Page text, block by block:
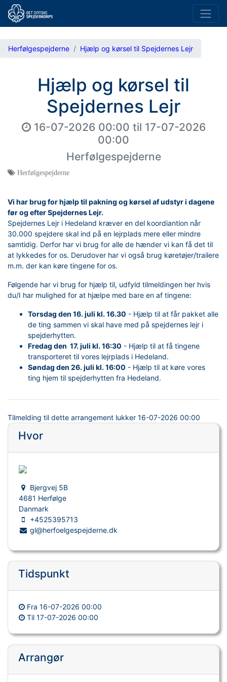
Herfølgespejderne Hjælp og kørsel til Spejdernes Lejr
Hjælp og kørsel til
Spejdernes Lejr
16-07-2026 00:00 til 17-07-2026
00:00
Herfølgespejderne
Herfølgespejderne
Vi har brug for hjælp til pakning og kørsel af udstyr i dagene
før og efter Spejdernes Lejr.
Spejdernes Lejr i Hedeland kræver en del koordiantion når
30.000 spejdere skal ind på en lejrplads mere eller mindre
samtidig. Derfor har vi brug for alle de hænder vi kan få det til
at lykkedes for os. Derudover har vi også brug køretøjer/trailere
m.m. der kan køre tingene for os.
Følgende har vi brug for hjælp til, udfyld tilmeldingen her hvis
du/I har mulighed for at hjælpe med bare en af tingene:
Torsdag den 16. juli kl. 16.30 - Hjælp til at får pakket alle
de ting sammen vi skal have med på spejdernes lejr i
spejderhytten.
Fredag den 17. juli kl. 16:30 - Hjælp til at få tingene
transporteret til vores lejrplads i Hedeland.
Søndag den 26. juli kl. 16:00 - Hjælp til at køre vores
ting hjem til spejderhytten fra Hedeland.
Tilmelding til dette arrangement lukker 16-07-2026 00:00
Hvor
Bjergvej 5B
4681 Herfølge
Danmark
+4525395713
gl@herfoelgespejderne.dk
Tidspunkt
Fra 16-07-2026 00:00
Til 17-07-2026 00:00
Arrangør